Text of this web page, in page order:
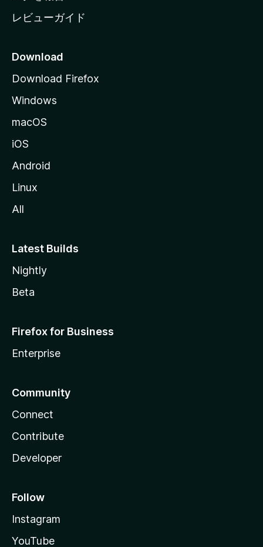
レビューガイド
Download
Download Firefox
Windows
macOS
iOS
Android
Linux
All
Latest Builds
Nightly
Beta
Firefox for Business
Enterprise
Community
Connect
Contribute
Developer
Follow
Instagram
YouTube